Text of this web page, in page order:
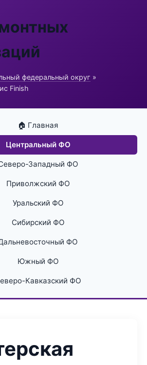
федеральный округ »
Finish
🏠 Главная
Центральный ФО
Западный ФО
Приволжский ФО
Уральский ФО
Сибирский ФО
ФО
Южный ФО
Кавказский ФО